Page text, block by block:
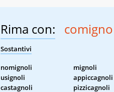
Rima con:
Sostantivi
nomignoli
mignoli
usignoli
appiccagnoli
castagnoli
pizzicagnoli